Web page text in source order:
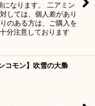
なります。 二アミン
しては、個人差があり
のある方は、ご購入を
分注意しております
コモン】吹雪の大梟